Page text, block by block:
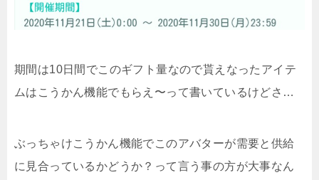
期間は10日間でこのギフト量なので貰えなったアイテ
ムはこうかん機能でもらえ〜って書いているけどさ…
ぶっちゃけこうかん機能でこのアバターが需要と供給
に見合っているかどうか？って言う事の方が大事なん